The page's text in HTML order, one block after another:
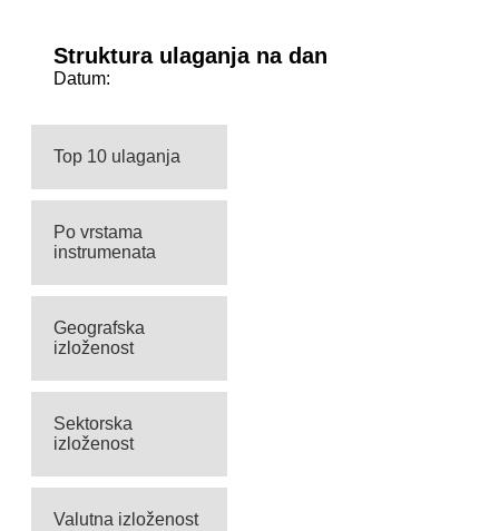
Struktura ulaganja na dan
Datum:
Top 10 ulaganja
Po vrstama
instrumenata
Geografska
izloženost
Sektorska
izloženost
Valutna izloženost